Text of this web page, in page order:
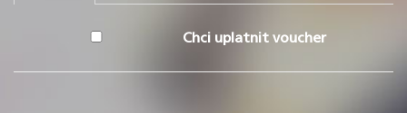
Chci uplatnit voucher